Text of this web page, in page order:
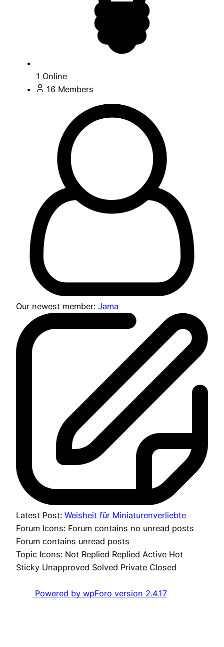
1 Online
16 Members
Our newest member: Jama
Latest Post: Weisheit für Miniaturenverliebte
Forum Icons: Forum contains no unread posts
Forum contains unread posts
Topic Icons: Not Replied Replied Active Hot
Sticky Unapproved Solved Private Closed
Powered by wpForo version 2.4.17